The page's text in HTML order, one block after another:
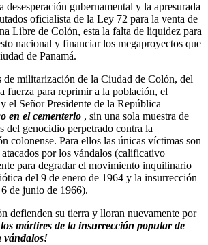
desesperación gubernamental y la apresurada
oficialista de la Ley 72 para la venta de
Libre de Colón, esta la falta de liquidez para
nacional y financiar los megaproyectos que
de Panamá.
de militarización de la Ciudad de Colón, del
fuerza para reprimir a la población, el
el Señor Presidente de la República
en el cementerio , sin una sola muestra de
del genocidio perpetrado contra la
colonense. Para ellos las únicas víctimas son
atacados por los vándalos (calificativo
para degradar el movimiento inquilinario
del 9 de enero de 1964 y la insurrección
de junio de 1966).
defienden su tierra y lloran nuevamente por
mártires de la insurrección popular de
vándalos!